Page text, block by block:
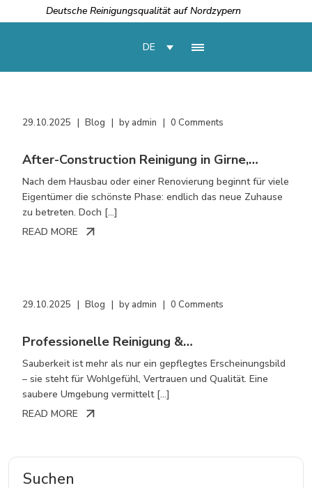
Deutsche Reinigungsqualität auf Nordzypern
DE
29.10.2025 Blog by admin 0 Comments
After-Construction Reinigung in Girne,
Kyrenia, Lapta, Alsancak, Esentepe und
Karşıyaka – der entscheidende Schritt nach
dem Hausbau
Nach dem Hausbau oder einer Renovierung beginnt für viele
Eigentümer die schönste Phase: endlich das neue Zuhause
zu betreten. Doch […]
READ MORE
29.10.2025 Blog by admin 0 Comments
Professionelle Reinigung &
Unterhaltsservice – individuell, zuverlässig
und persönlich
Sauberkeit ist mehr als nur ein gepflegtes Erscheinungsbild
– sie steht für Wohlgefühl, Vertrauen und Qualität. Eine
saubere Umgebung vermittelt […]
READ MORE
Suchen